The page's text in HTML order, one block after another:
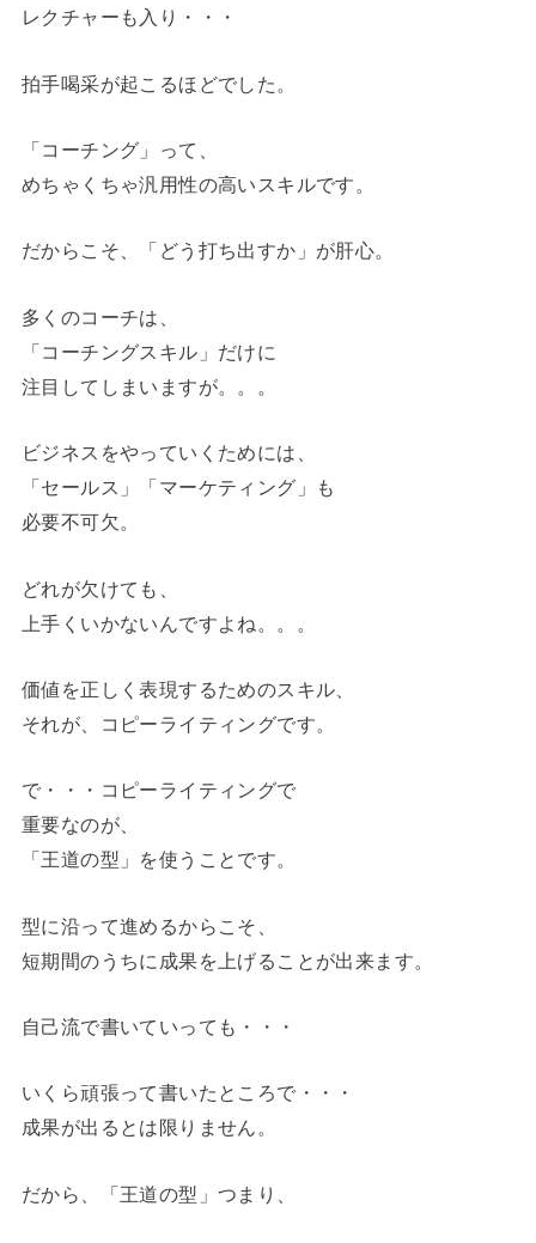
レクチャーも入り・・・
拍手喝采が起こるほどでした。
「コーチング」って、
めちゃくちゃ汎用性の高いスキルです。
だからこそ、「どう打ち出すか」が肝心。
多くのコーチは、
「コーチングスキル」だけに
注目してしまいますが。。。
ビジネスをやっていくためには、
「セールス」「マーケティング」も
必要不可欠。
どれが欠けても、
上手くいかないんですよね。。。
価値を正しく表現するためのスキル、
それが、コピーライティングです。
で・・・コピーライティングで
重要なのが、
「王道の型」を使うことです。
型に沿って進めるからこそ、
短期間のうちに成果を上げることが出来ます。
自己流で書いていっても・・・
いくら頑張って書いたところで・・・
成果が出るとは限りません。
だから、「王道の型」つまり、